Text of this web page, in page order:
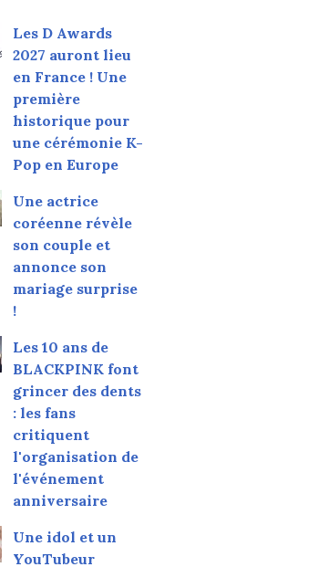
Les D Awards
2027 auront lieu
en France ! Une
première
historique pour
une cérémonie K-
Pop en Europe
Une actrice
coréenne révèle
son couple et
annonce son
mariage surprise
!
Les 10 ans de
BLACKPINK font
grincer des dents
: les fans
critiquent
l'organisation de
l'événement
anniversaire
Une idol et un
YouTubeur